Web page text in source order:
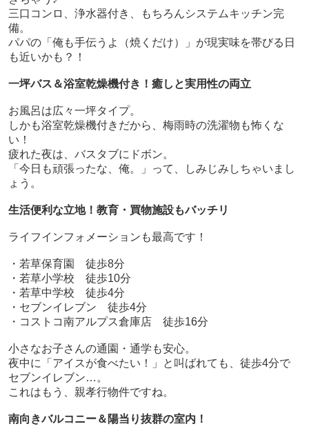
三口コンロ、浄水器付き、もちろんシステムキッチン完
備。
パパの「俺も手伝うよ（焼くだけ）」が現実味を帯びる日
も近いかも？！
一坪バス＆浴室乾燥機付き！癒しと実用性の両立
お風呂は広々一坪タイプ。
しかも浴室乾燥機付きだから、梅雨時の洗濯物も怖くな
い！
疲れた夜は、バスタブにドボン。
「今日も頑張ったな、俺。」って、しみじみしちゃいまし
ょう。
生活便利な立地！教育・買物施設もバッチリ
ライフインフォメーションも最高です！
・若草保育園 徒歩8分
・若草小学校 徒歩10分
・若草中学校 徒歩4分
・セブンイレブン 徒歩4分
・コストコ南アルプス倉庫店 徒歩16分
小さなお子さんの通園・通学も安心。
夜中に「アイスが食べたい！」と叫ばれても、徒歩4分で
セブンイレブン…。
これはもう、親孝行物件ですね。
南向きバルコニー＆陽当り抜群の室内！